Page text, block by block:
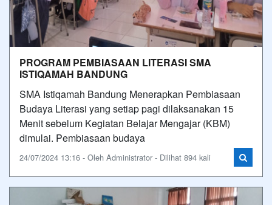
PROGRAM PEMBIASAAN LITERASI SMA
ISTIQAMAH BANDUNG
SMA Istiqamah Bandung Menerapkan Pembiasaan
Budaya Literasi yang setiap pagi dilaksanakan 15
Menit sebelum Kegiatan Belajar Mengajar (KBM)
dimulai. Pembiasaan budaya
24/07/2024 13:16 - Oleh Administrator - Dilihat 894 kali